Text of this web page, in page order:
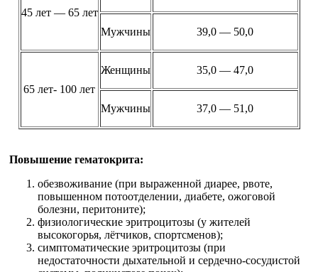
45 лет — 65 лет
Мужчины 39,0 — 50,0
65 лет- 100 лет
Женщины 35,0 — 47,0
Мужчины 37,0 — 51,0
Повышение гематокрита:
обезвоживание (при выраженной диарее, рвоте,
повышенном потоотделении, диабете, ожоговой
болезни, перитоните);
физиологические эритроцитозы (у жителей
высокогорья, лётчиков, спортсменов);
симптоматические эритроцитозы (при
недостаточности дыхательной и сердечно-сосудистой